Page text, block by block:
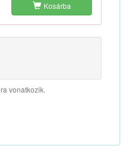
Kosárba
vonatkozik.